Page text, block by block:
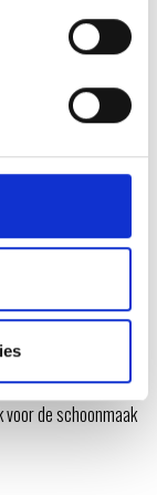
ons jouw verhaal.
Original Store
weer netjes
middag en
binnen in de
de schoonmaak